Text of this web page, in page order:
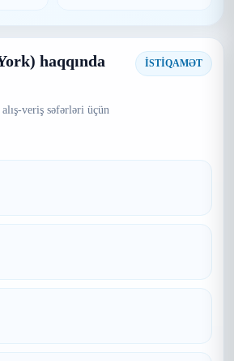
haqqında
veriş səfərləri üçün
İSTİQAMƏT